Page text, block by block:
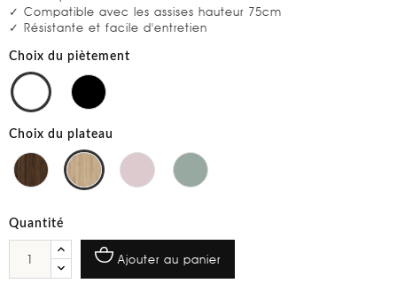
✓ Compatible avec les assises hauteur 75cm
✓ Résistante et facile d'entretien
Choix du piètement
Choix du plateau
Quantité
Ajouter au panier